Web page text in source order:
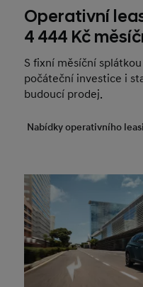
Operativní
4 444 Kč
S fixní měsíční
počáteční investice i
budoucí prodej.
Nabídky operativního